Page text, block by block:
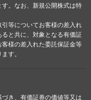
。なお、新規公開株式は特
引等についてお客様の差入れ
と共に、対象となる有価証
様の差入れた委託保証金等
す。
き、有価証券の価値等又は